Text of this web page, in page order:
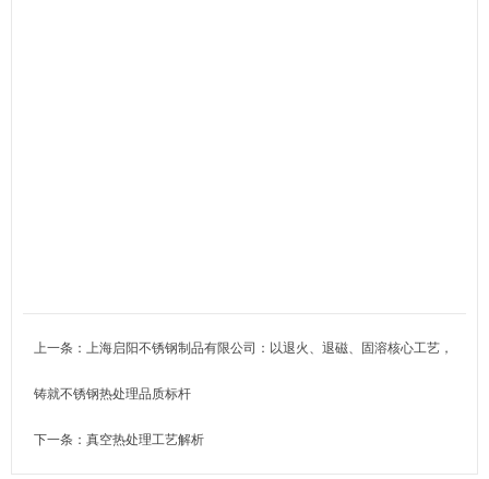
上一条： 上海启阳不锈钢制品有限公司：以退火、退磁、固溶核心工艺，
铸就不锈钢热处理品质标杆
下一条： 真空热处理工艺解析